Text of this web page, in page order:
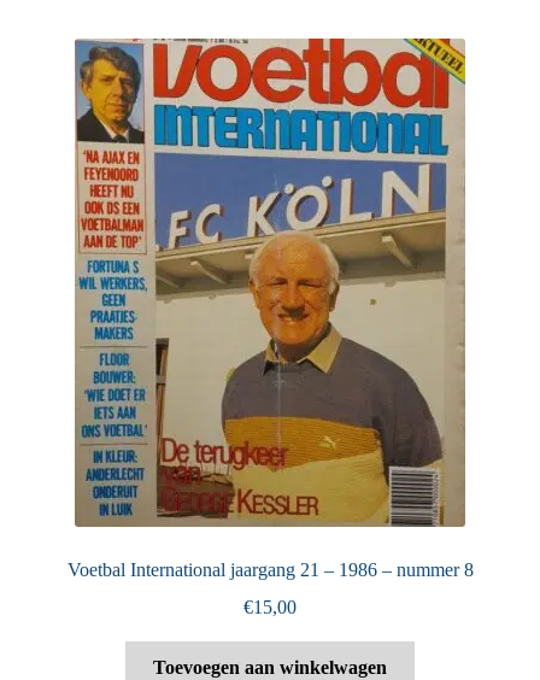
Wie is puntertje
Puntertjes
Contact
Voetbal International jaargang 21 – 1986 – nummer 8
€15,00
Toevoegen aan winkelwagen